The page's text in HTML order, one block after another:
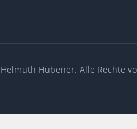
Hübener. Alle Rechte